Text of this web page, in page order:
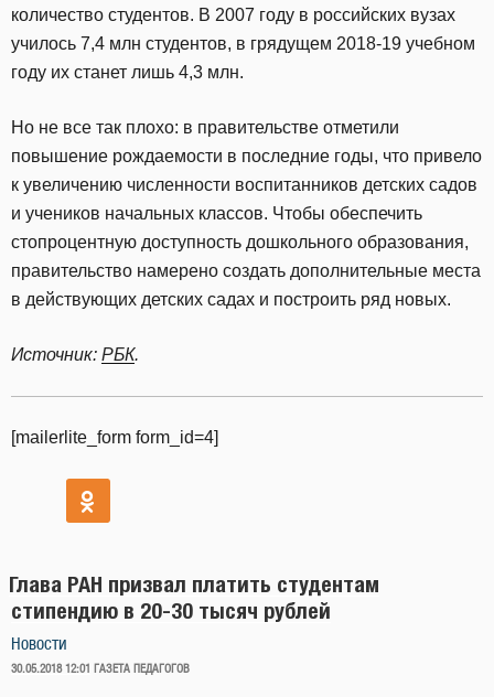
количество студентов. В 2007 году в российских вузах
училось 7,4 млн студентов, в грядущем 2018-19 учебном
году их станет лишь 4,3 млн.
Но не все так плохо: в правительстве отметили
повышение рождаемости в последние годы, что привело
к увеличению численности воспитанников детских садов
и учеников начальных классов. Чтобы обеспечить
стопроцентную доступность дошкольного образования,
правительство намерено создать дополнительные места
в действующих детских садах и построить ряд новых.
Источник: РБК.
[mailerlite_form form_id=4]
Глава РАН призвал платить студентам
стипендию в 20-30 тысяч рублей
Новости
ОПУБЛИКОВАНО
30.05.2018 12:01 ГАЗЕТА ПЕДАГОГОВ